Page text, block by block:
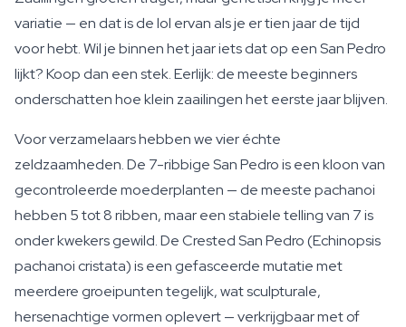
variatie — en dat is de lol ervan als je er tien jaar de tijd
voor hebt. Wil je binnen het jaar iets dat op een San Pedro
lijkt? Koop dan een stek. Eerlijk: de meeste beginners
onderschatten hoe klein zaailingen het eerste jaar blijven.
Voor verzamelaars hebben we vier échte
zeldzaamheden. De 7-ribbige San Pedro is een kloon van
gecontroleerde moederplanten — de meeste pachanoi
hebben 5 tot 8 ribben, maar een stabiele telling van 7 is
onder kwekers gewild. De Crested San Pedro (Echinopsis
pachanoi cristata) is een gefasceerde mutatie met
meerdere groeipunten tegelijk, wat sculpturale,
hersenachtige vormen oplevert — verkrijgbaar met of